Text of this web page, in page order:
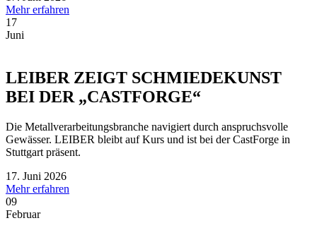
Mehr erfahren
17
Juni
LEIBER ZEIGT SCHMIEDEKUNST
BEI DER „CASTFORGE“
Die Metallverarbeitungsbranche navigiert durch anspruchsvolle
Gewässer. LEIBER bleibt auf Kurs und ist bei der CastForge in
Stuttgart präsent.
17. Juni 2026
Mehr erfahren
09
Februar